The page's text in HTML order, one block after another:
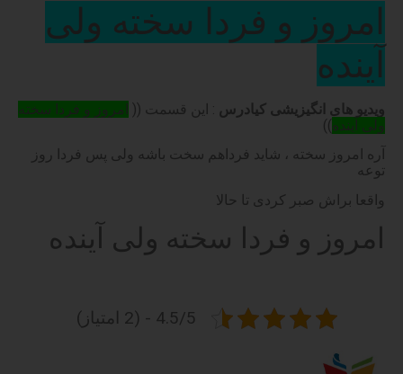
امروز و فردا سخته ولی
آینده
ویدیو های انگیزیشی کیادرس : این قسمت (( امروز و فردا سخته
ولی آینده))
آره امروز سخته ، شاید فرداهم سخت باشه ولی پس فردا روز
توعه
واقعا براش صبر کردی تا حالا
امروز و فردا سخته ولی آینده
4.5/5 - (2 امتیاز)